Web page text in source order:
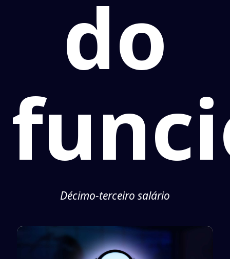
do
Décimo-terceiro salário